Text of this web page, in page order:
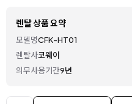
렌탈 상품 요약
모델명CFK-HT01
렌탈사코웨이
의무사용기간9년